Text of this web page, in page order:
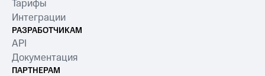
Тарифы
Интеграции
РАЗРАБОТЧИКАМ
API
Документация
ПАРТНЕРАМ